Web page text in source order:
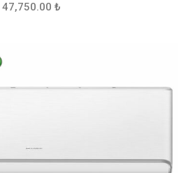
47,750.00 ₺